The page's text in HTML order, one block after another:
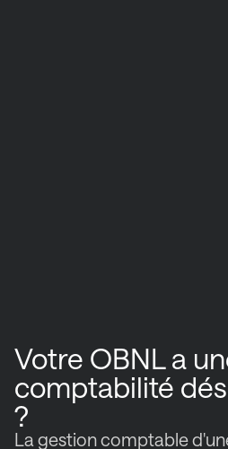
Votre OBNL a
comptabilité
?
La gestion comptable